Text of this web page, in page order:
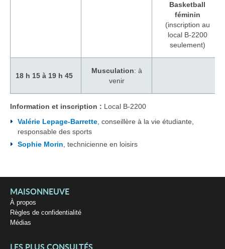
Basketball
féminin
(inscription au
local B-2200
seulement)
18 h 15 à 19 h 45
Musculation: à
venir
Information et inscription : Local B-2200
Valérie Lepage-Barrette conseillère à la vie étudiante,
responsable des sports
Sophie Morin , technicienne en loisirs
MAISONNEUVE
À propos
Règles de confidentialité
Médias